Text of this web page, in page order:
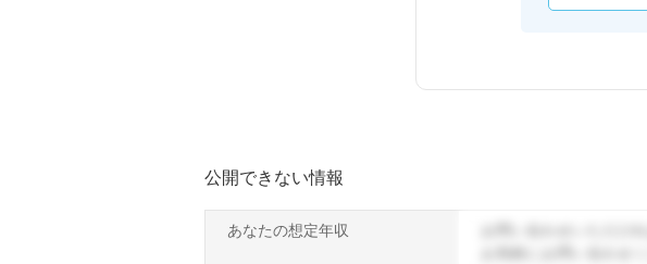
公開できない情報
あなたの想定年収